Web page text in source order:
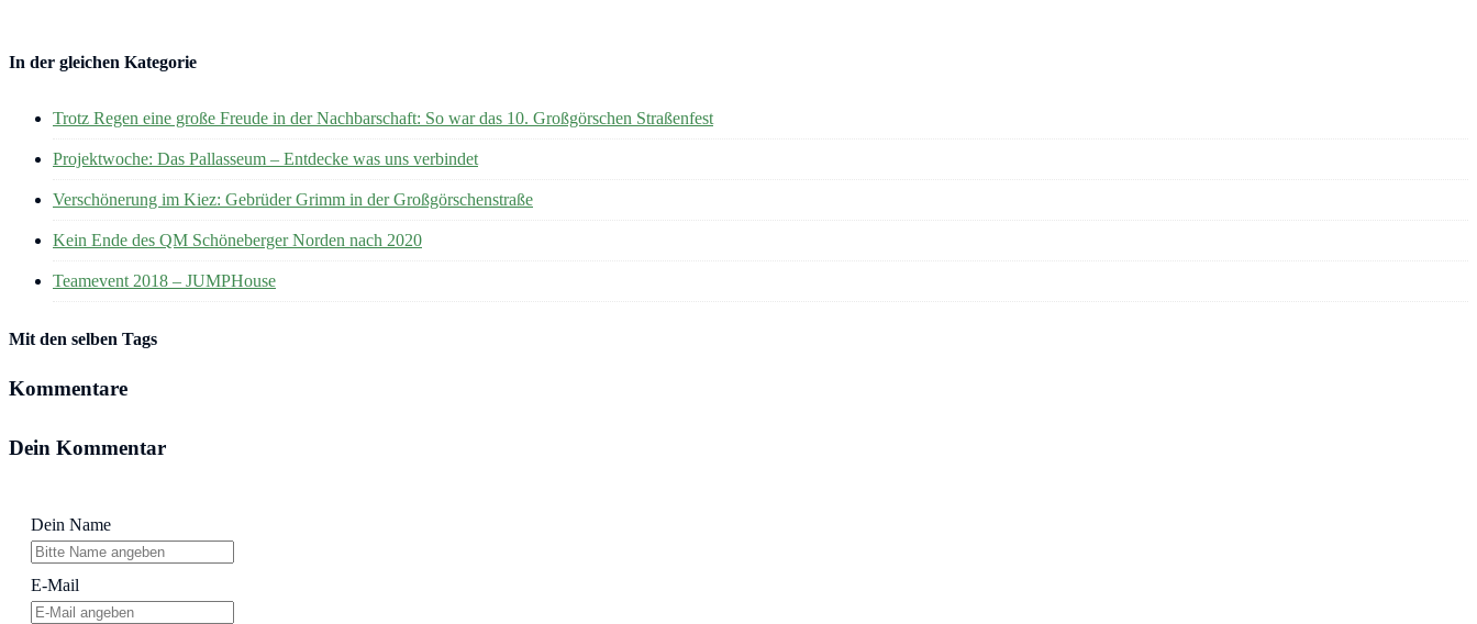
In der gleichen Kategorie
Trotz Regen eine große Freude in der Nachbarschaft: So war das 10. Großgörschen Straßenfest
Projektwoche: Das Pallasseum – Entdecke was uns verbindet
Verschönerung im Kiez: Gebrüder Grimm in der Großgörschenstraße
Kein Ende des QM Schöneberger Norden nach 2020
Teamevent 2018 – JUMPHouse
Mit den selben Tags
Kommentare
Dein Kommentar
Dein Name
E-Mail